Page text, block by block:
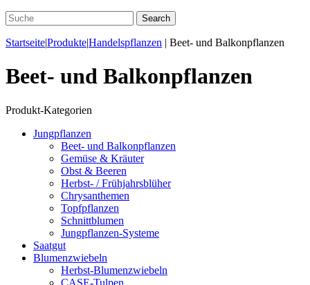
Startseite|Produkte|Handelspflanzen | Beet- und Balkonpflanzen
Beet- und Balkonpflanzen
Produkt-Kategorien
Jungpflanzen
Beet- und Balkonpflanzen
Gemüse & Kräuter
Obst & Beeren
Herbst- / Frühjahrsblüher
Chrysanthemen
Topfpflanzen
Schnittblumen
Jungpflanzen-Systeme
Saatgut
Blumenzwiebeln
Herbst-Blumenzwiebeln
CASE-Tulpen